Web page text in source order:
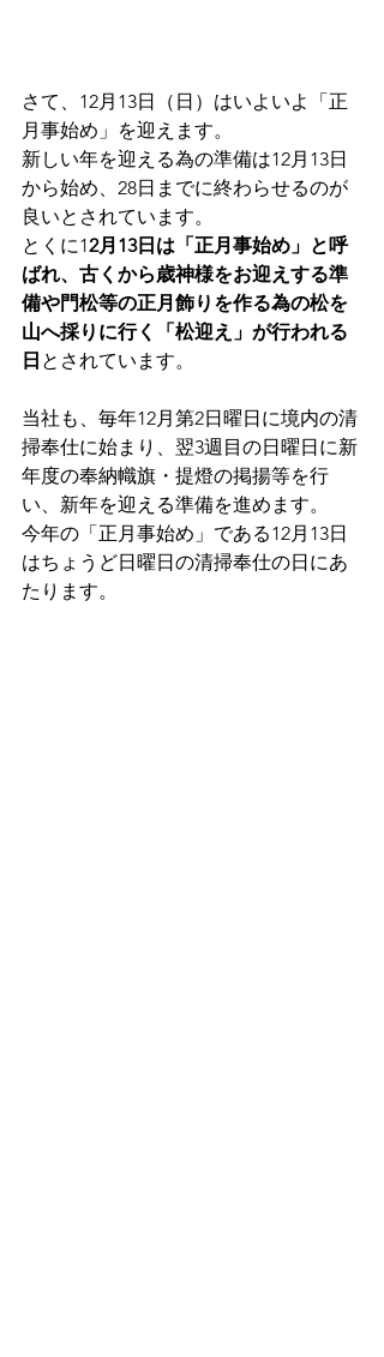
さて、12月13日（日）はいよいよ「正
月事始め」を迎えます。
新しい年を迎える為の準備は12月13日
から始め、28日までに終わらせるのが
良いとされています。
とくに12月13日は「正月事始め」と呼
ばれ、古くから歳神様をお迎えする準
備や門松等の正月飾りを作る為の松を
山へ採りに行く「松迎え」が行われる
日 とされています。
当社も、毎年12月第2日曜日に境内の清
掃奉仕に始まり、翌3週目の日曜日に新
年度の奉納幟旗・提燈の掲揚等を行
い、新年を迎える準備を進めます。
今年の「正月事始め」である12月13日
はちょうど日曜日の清掃奉仕の日にあ
たります。